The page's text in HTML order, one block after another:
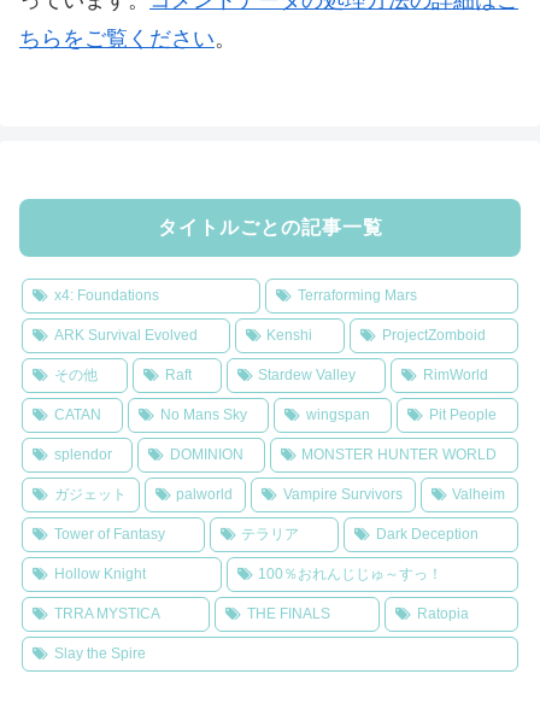
ちらをご覧ください。
タイトルごとの記事一覧
x4: Foundations Terraforming Mars
ARK Survival Evolved Kenshi ProjectZomboid
その他 Raft Stardew Valley RimWorld
CATAN No Mans Sky wingspan Pit People
splendor DOMINION MONSTER HUNTER WORLD
ガジェット palworld Vampire Survivors Valheim
Tower of Fantasy テラリア Dark Deception
Hollow Knight 100％おれんじじゅ～すっ！
TRRA MYSTICA THE FINALS Ratopia
Slay the Spire